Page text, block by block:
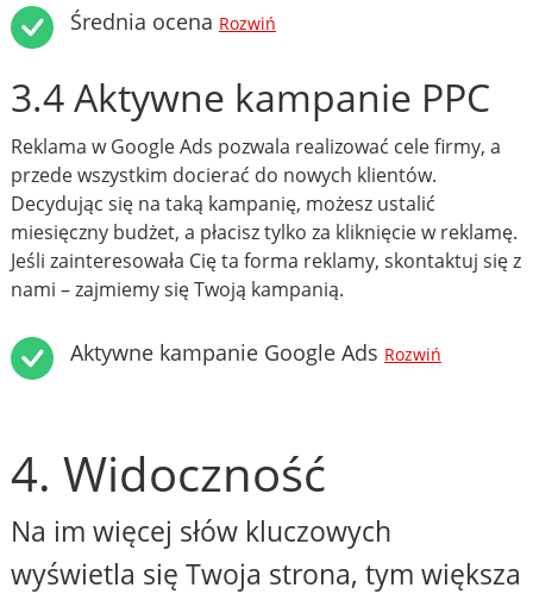
Średnia ocena Rozwiń
3.4 Aktywne kampanie PPC
Reklama w Google Ads pozwala realizować cele firmy, a
przede wszystkim docierać do nowych klientów.
Decydując się na taką kampanię, możesz ustalić
miesięczny budżet, a płacisz tylko za kliknięcie w reklamę.
Jeśli zainteresowała Cię ta forma reklamy, skontaktuj się z
nami – zajmiemy się Twoją kampanią.
Aktywne kampanie Google Ads Rozwiń
4. Widoczność
Na im więcej słów kluczowych
wyświetla się Twoja strona, tym większa